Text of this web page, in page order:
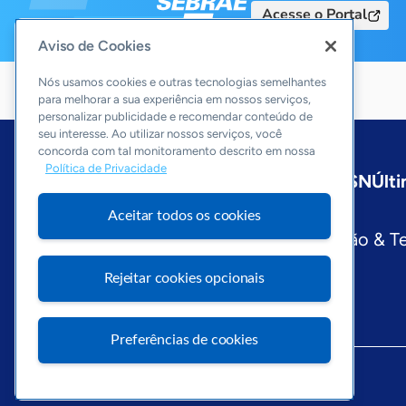
Acesse o Portal
Início Sobre a ASN
Economia & PolíticaInovação &
Visite o Portal Sebrae
Aviso de Cookies
Nós usamos cookies e outras tecnologias semelhantes
para melhorar a sua experiência em nossos serviços,
personalizar publicidade e recomendar conteúdo de
seu interesse. Ao utilizar nossos serviços, você
concorda com tal monitoramento descrito em nossa
Política de Privacidade
Aceitar todos os cookies
Rejeitar cookies opcionais
Preferências de cookies